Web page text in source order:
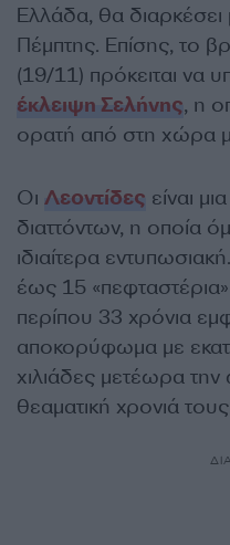
Ελλάδα, θα διαρκέσει
Πέμπτης. Επίσης, το
(19/11) πρόκειται να
έκλειψη Σελήνης, η
ορατή από στη χώρα
Οι Λεοντίδες είναι
διαττόντων, η οποία
ιδιαίτερα
έως 15
περίπου 33 χρόνια
αποκορύφωμα με
χιλιάδες μετέωρα
θεαματική χρονιά